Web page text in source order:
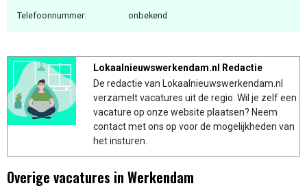
Telefoonnummer: onbekend
Lokaalnieuwswerkendam.nl Redactie
De redactie van Lokaalnieuwswerkendam.nl
verzamelt vacatures uit de regio. Wil je zelf een
vacature op onze website plaatsen? Neem
contact met ons op voor de mogelijkheden van
het insturen.
Overige vacatures in Werkendam